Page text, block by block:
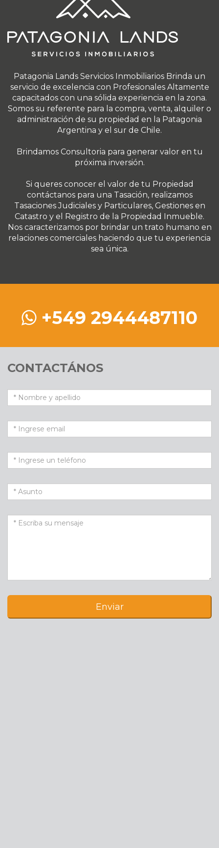
Patagonia Lands Servicios Inmobiliarios Brinda un
servicio de excelencia con Profesionales Altamente
capacitados con una sólida experiencia en la zona.
Somos su referente para la compra, venta, alquiler o
administración de su propiedad en la Patagonia
Argentina y el sur de Chile.
Brindamos Consultoria para generar valor en tu
próxima inversión.
Si queres conocer el valor de tu Propiedad
contáctanos para una Tasación, realizamos
Tasaciones Judiciales y Particulares, Gestiones en
Catastro y el Registro de la Propiedad Inmueble.
Nos caracterizamos por brindar un trato humano en
relaciones comerciales haciendo que tu experiencia
sea única.
+549 2944487110
CONTACTÁNOS
Enviar